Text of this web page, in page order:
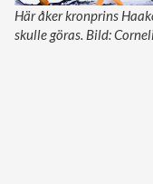
Här åker kronprins
skulle göras. Bild: